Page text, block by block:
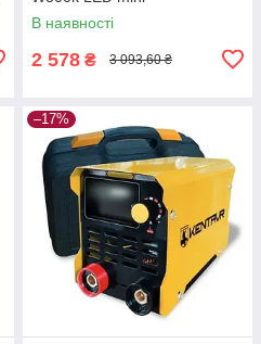
В наявності
2 578 ₴ 3 093,60 ₴
–17%